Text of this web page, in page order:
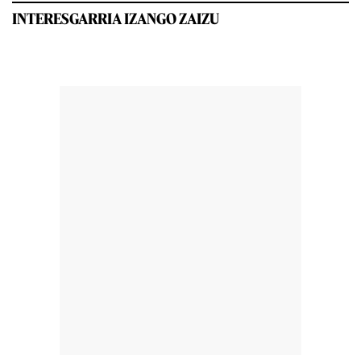
INTERESGARRIA IZANGO ZAIZU